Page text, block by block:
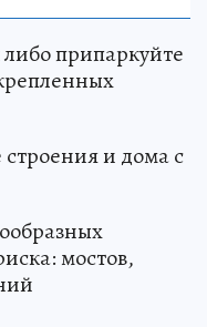
припаркуйте
и дома с
мостов,